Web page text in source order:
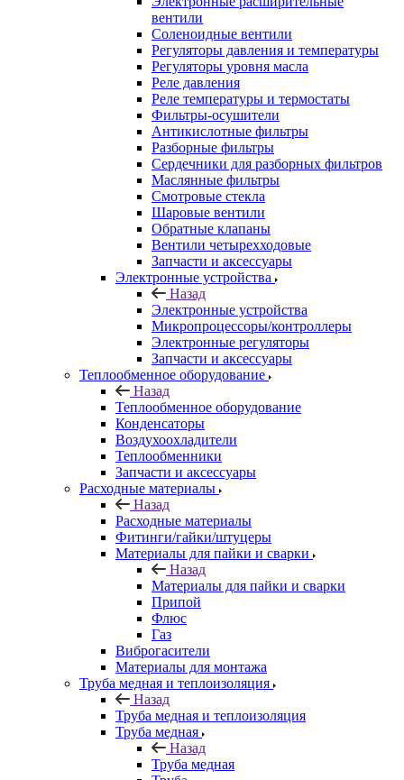
вентили
Соленоидные вентили
Регуляторы давления и температуры
Регуляторы уровня масла
Реле давления
Реле температуры и термостаты
Фильтры-осушители
Антикислотные фильтры
Разборные фильтры
Сердечники для разборных фильтров
Маслянные фильтры
Смотровые стекла
Шаровые вентили
Обратные клапаны
Вентили четырехходовые
Запчасти и аксессуары
Электронные устройства
Назад
Электронные устройства
Микропроцессоры/контроллеры
Электронные регуляторы
Запчасти и аксессуары
Теплообменное оборудование
Назад
Теплообменное оборудование
Конденсаторы
Воздухоохладители
Теплообменники
Запчасти и аксессуары
Расходные материалы
Назад
Расходные материалы
Фитинги/гайки/штуцеры
Материалы для пайки и сварки
Назад
Материалы для пайки и сварки
Припой
Флюс
Газ
Виброгасители
Материалы для монтажа
Труба медная и теплоизоляция
Назад
Труба медная и теплоизоляция
Труба медная
Назад
Труба медная